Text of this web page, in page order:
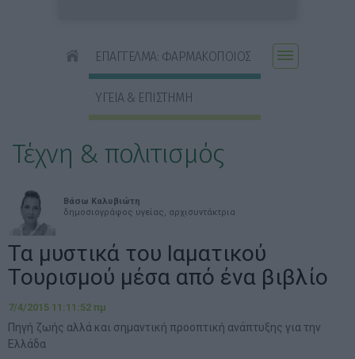
ΕΠΑΓΓΕΛΜΑ: ΦΑΡΜΑΚΟΠΟΙΟΣ
ΥΓΕΙΑ & ΕΠΙΣΤΗΜΗ
Τέχνη & πολιτισμός
Βάσω Καλυβιώτη
δημοσιογράφος υγείας, αρχισυντάκτρια
Τα μυστικά του Ιαματικού
Τουρισμού μέσα από ένα βιβλίο
7/4/2015 11:11:52 πμ
Πηγή ζωής αλλά και σημαντική προοπτική ανάπτυξης για την
Ελλάδα